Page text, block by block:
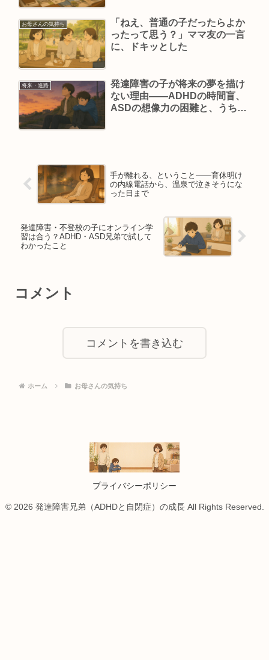
お母さんの気持ち
「ねえ、普通の子だったらよか
ったって思う？」ママ友の一言
に、ドキッとした
将来・進路
発達障害の子が将来の夢を描け
ない理由——ADHDの時間盲、
ASDの想像力の困難と、うちの
手が離れる、ということ——育休明け
の内線電話から、温泉で泣きそうにな
った日まで
発達障害・不登校の子にオンライン学
習は合う？ADHD・ASD兄弟で試して
わかったこと
コメント
コメントを書き込む
ホーム お母さんの気持ち
プライバシーポリシー
© 2026 発達障害兄弟（ADHDと自閉症）の成長 All Rights Reserved.